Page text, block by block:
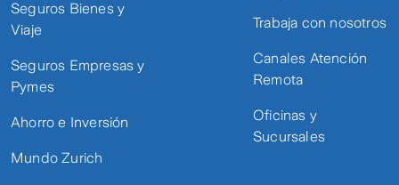
Seguros Bienes y
Viaje
Seguros Empresas y
Pymes
Ahorro e Inversión
Mundo Zurich
Trabaja con nosotros
Canales Atención
Remota
Oficinas y
Sucursales